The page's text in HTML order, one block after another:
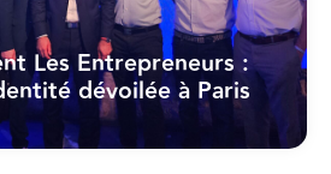
Les Entrepreneurs :
dévoilée à Paris